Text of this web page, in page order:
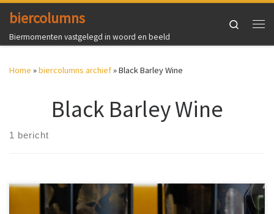
Ga naar inhoud
biercolumns
Biermomenten vastgelegd in woord en beeld
Search
Home »biercolumns archief»Black Barley Wine
Black Barley Wine
1 bericht